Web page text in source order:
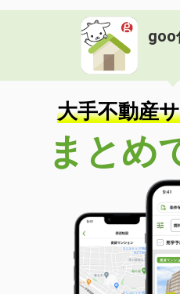
goo
大手不動産
まとめ